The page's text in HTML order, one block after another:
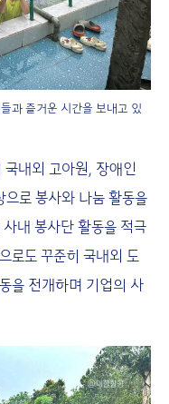
과 즐거운 시간을 보내고 있
내외 고아원, 장애인
로 봉사와 나눔 활동을
내 봉사단 활동을 적극
로도 꾸준히 국내외 도
을 전개하며 기업의 사